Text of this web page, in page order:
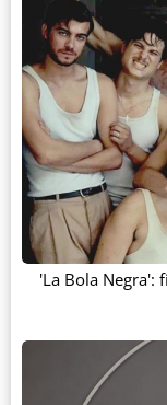
'La Bola Negra':